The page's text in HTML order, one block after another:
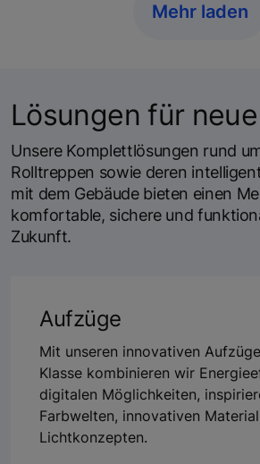
Mehr laden
Lösungen für
Unsere Komplettlösungen rund
Rolltreppen sowie deren
mit dem Gebäude bieten einen
komfortable, sichere und
Zukunft.
Aufzüge
Mit unseren innovativen
Klasse kombinieren wir
digitalen Möglichkeiten,
Farbwelten, innovativen
Lichtkonzepten.